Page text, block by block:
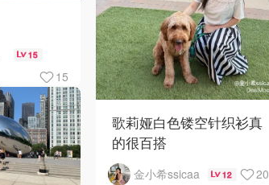
15
15
歌莉娅白色镂空针织衫真
的很百搭
金小希ssicaa 12 20